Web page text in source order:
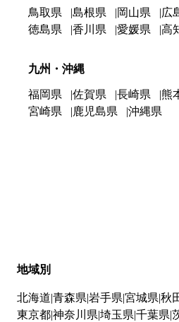
鳥取県 島根県 岡山県 広
徳島県
香川県 愛媛県 高
九州・沖縄
福岡県 佐賀県 長崎県 熊
宮崎県
鹿児島県 沖縄県
地域別
北海道 青森県 岩手県 宮城県 秋
東京都神奈川県 埼玉県 千葉県